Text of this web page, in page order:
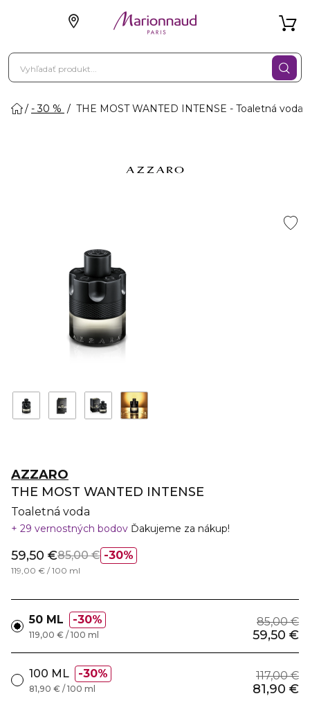
- 30 % THE MOST WANTED INTENSE - Toaletná voda
AZZARO
THE MOST WANTED INTENSE
Toaletná voda
29 vernostných bodov Ďakujeme za nákup!
30%
59,50 €85,00 €
119,00 € / 100 ml
50 ML 30% 85,00 €
59,50 €
119,00 € / 100 ml
100 ML 30% 117,00 €
81,90 €
81,90 € / 100 ml